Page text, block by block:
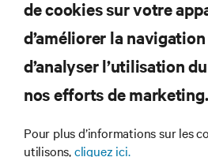
SUPPORT
SOCIÉTÉ
de cookies sur votre
d’améliorer la
d’analyser l’utilisation
nos efforts de marketing.
Pour plus d’informations sur les
utilisons,cliquez ici.